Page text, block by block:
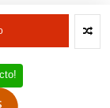
S.r.l. | Via
NIF-IVA
S.r.l. | Todos